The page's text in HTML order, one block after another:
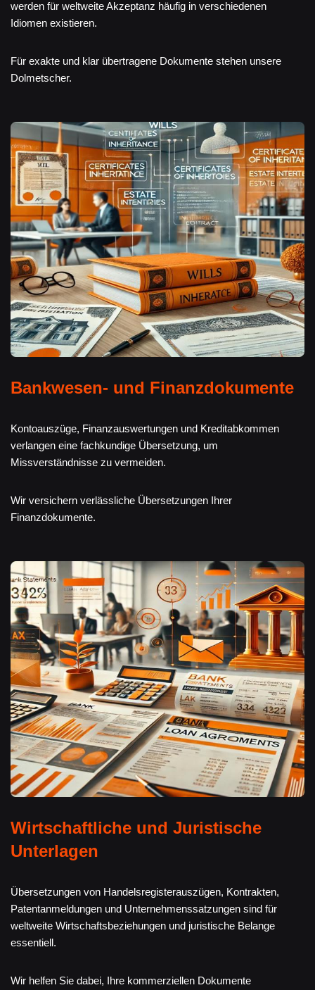
werden für weltweite Akzeptanz häufig in verschiedenen
Idiomen existieren.
Für exakte und klar übertragene Dokumente stehen unsere
Dolmetscher.
Bankwesen- und Finanzdokumente
Kontoauszüge, Finanzauswertungen und Kreditabkommen
verlangen eine fachkundige Übersetzung, um
Missverständnisse zu vermeiden.
Wir versichern verlässliche Übersetzungen Ihrer
Finanzdokumente.
Wirtschaftliche und Juristische
Unterlagen
Übersetzungen von Handelsregisterauszügen, Kontrakten,
Patentanmeldungen und Unternehmenssatzungen sind für
weltweite Wirtschaftsbeziehungen und juristische Belange
essentiell.
Wir helfen Sie dabei, Ihre kommerziellen Dokumente